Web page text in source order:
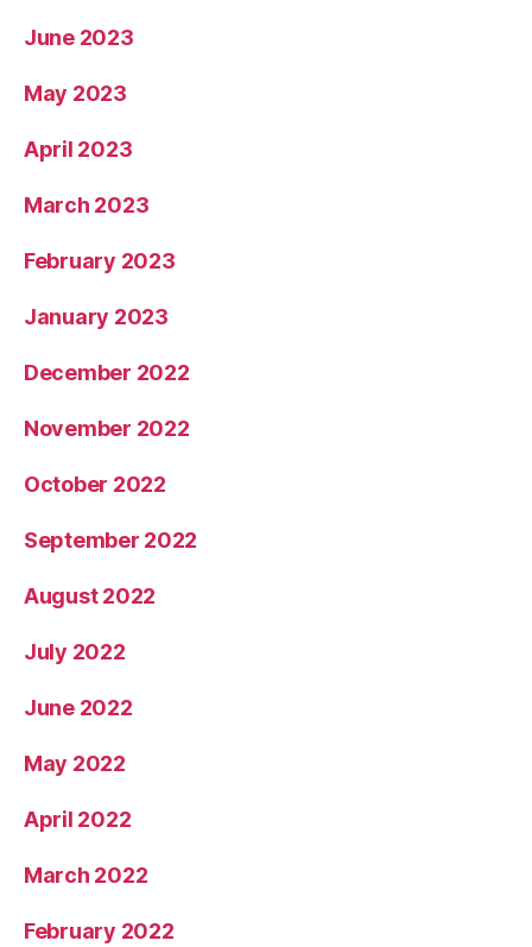
June 2023
May 2023
April 2023
March 2023
February 2023
January 2023
December 2022
November 2022
October 2022
September 2022
August 2022
July 2022
June 2022
May 2022
April 2022
March 2022
February 2022